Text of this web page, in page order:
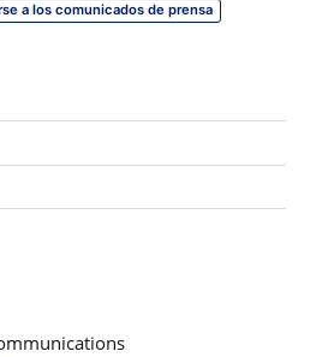
a los comunicados de prensa